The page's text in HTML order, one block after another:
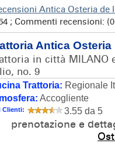
Antica Osteria de
; Commenti recensioni:
Antica
in città MILANO
no. 9
Trattoria: Regionale
Accogliente
Clienti: 3.55 da 5
prenotazione e